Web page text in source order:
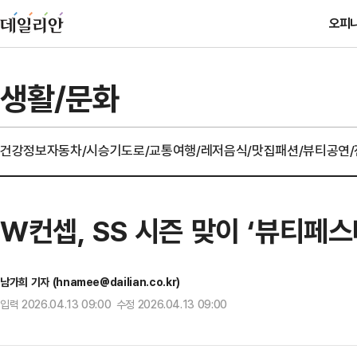
오피
생활/문화
건강정보자동차/시승기도로/교통여행/레저음식/맛집패션/뷰티공연
W컨셉, SS 시즌 맞이 ‘뷰티페스
남가희 기자 (hnamee@dailian.co.kr)
입력 2026.04.13 09:00 수정 2026.04.13 09:00